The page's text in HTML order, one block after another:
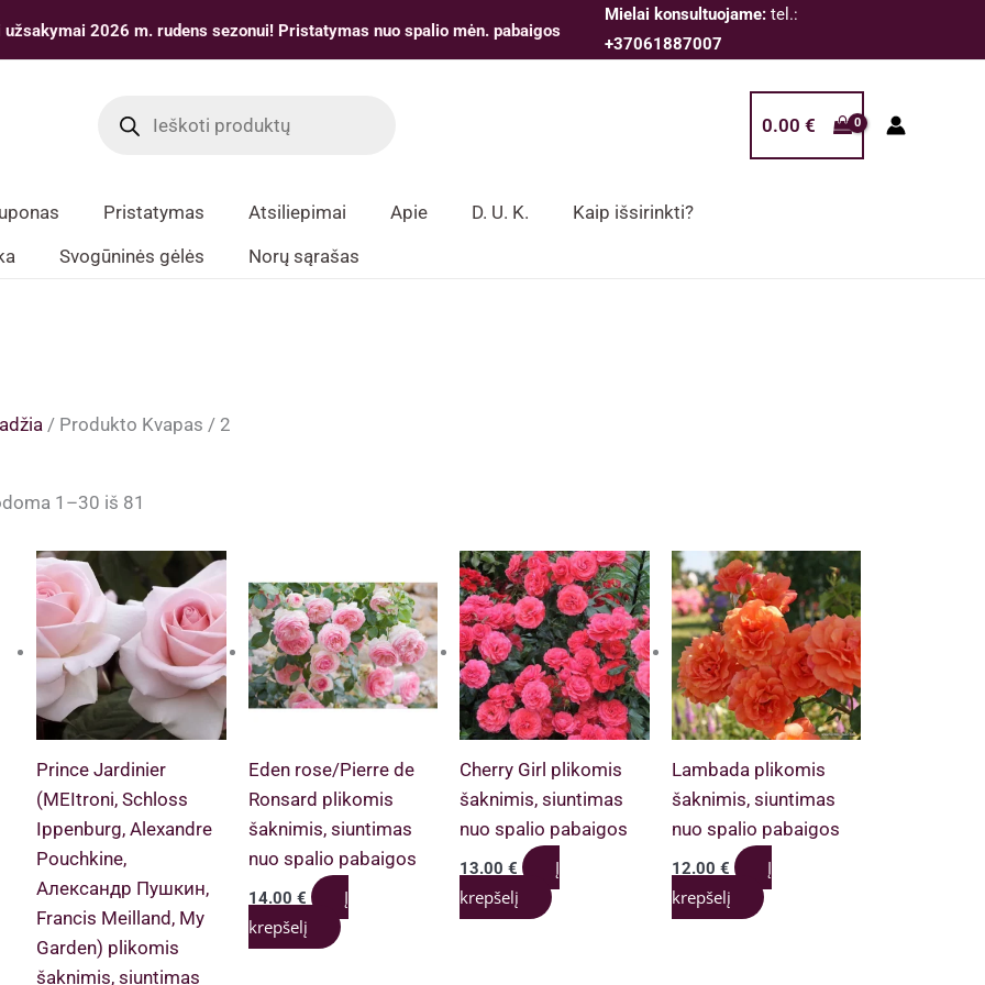
2026 m. rudens sezonui! Pristatymas nuo spalio mėn. pabaigos
Mielai konsultuojame: tel.:
+37061887007
search
0.00 €
Pristatymas Atsiliepimai Apie D. U. K.
Kaip išsirinkti?
Svogūninės gėlės Norų sąrašas
/ Produkto Kvapas / 2
1–30 iš 81
populiarumą
Prince Jardinier
(MEItroni, Schloss
Ippenburg, Alexandre
Pouchkine,
Александр Пушкин,
Francis Meilland, My
Garden) plikomis
šaknimis, siuntimas
Eden rose/Pierre de
Ronsard plikomis
šaknimis, siuntimas
nuo spalio pabaigos
14.00 €
Į
krepšelį
Cherry Girl plikomis
šaknimis, siuntimas
nuo spalio pabaigos
13.00€
Į
krepšelį
Lambada plikomis
šaknimis, siuntimas
nuo spalio pabaigos
12.00 €
Į
krepšelį